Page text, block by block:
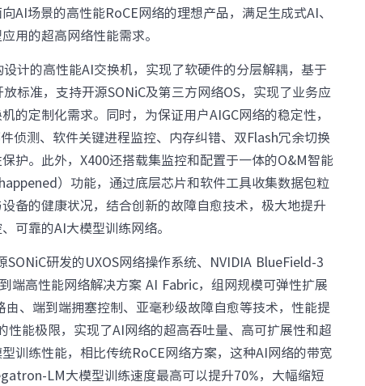
园区网络
交换机
· S9503
· S6820
· S6220E
· S6220
· S5560E
· S5560V2
· S5350
· S5100
无线局域网
· IAC系列无线控制器
· IAP620-Q
· IAP621-Q
· IAP621
· IAP622-E
全光网络
· IOC9108
· IOC9100-16GP4X
· IOP100-4T1GP-(2T)
· IOP100-8T1GP
路由器
· IR12000-E30
· IR12000-E40
· IR12000-H40
· IR12000-H90
AI场景的高性能RoCE网络的理想产品，满足生成式AI、
用的超高网络性能需求。
计的高性能AI交换机，实现了软硬件的分层解耦，基于
标准，支持开源SONiC及第三方网络OS，实现了业务应
的定制化需求。同时，为保证用户AIGC网络的稳定性，
侦测、软件关键进程监控、内存纠错、双Flash冗余切换
护。此外，X400还搭载集监控和配置于一体的O&M智能
）功能，通过底层芯片和软件工具收集数据包粒
备的健康状况，结合创新的故障自愈技术，极大地提升
可靠的AI大模型训练网络。
研发的UXOS网络操作系统、NVIDIA BlueField-3
端高性能网络解决方案 AI Fabric，组网规模可弹性扩展
、端到端拥塞控制、亚毫秒级故障自愈等技术，性能提
性能极限，实现了AI网络的超高吞吐量、高可扩展性和超
训练性能，相比传统RoCE网络方案，这种AI网络的带宽
LM大模型训练速度最高可以提升70%，大幅缩短